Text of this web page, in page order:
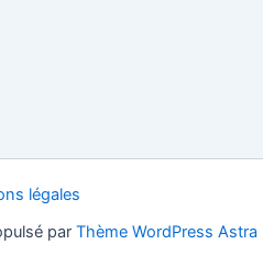
légales
par Thème WordPress Astra